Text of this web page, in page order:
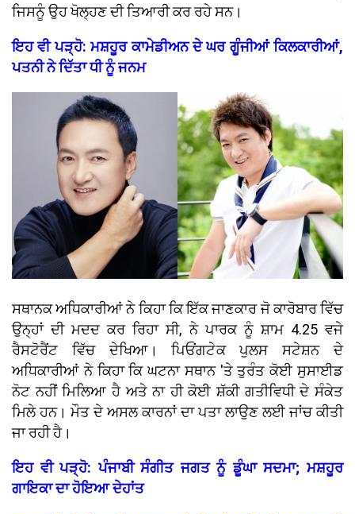
ਜਿਸਨੂੰ ਉਹ ਖੋਲ੍ਹਣ ਦੀ ਤਿਆਰੀ ਕਰ ਰਹੇ ਸਨ।
ਇਹ ਵੀ ਪੜ੍ਹੋ: ਮਸ਼ਹੂਰ ਕਾਮੇਡੀਅਨ ਦੇ ਘਰ ਗੂੰਜੀਆਂ ਕਿਲਕਾਰੀਆਂ,
ਪਤਨੀ ਨੇ ਦਿੱਤਾ ਧੀ ਨੂੰ ਜਨਮ
ਸਥਾਨਕ ਅਧਿਕਾਰੀਆਂ ਨੇ ਕਿਹਾ ਕਿ ਇੱਕ ਜਾਣਕਾਰ ਜੋ ਕਾਰੋਬਾਰ ਵਿੱਚ
ਉਨ੍ਹਾਂ ਦੀ ਮਦਦ ਕਰ ਰਿਹਾ ਸੀ, ਨੇ ਪਾਰਕ ਨੂੰ ਸ਼ਾਮ 4.25 ਵਜੇ
ਰੈਸਟੋਰੈਂਟ ਵਿੱਚ ਦੇਖਿਆ। ਪਿਓਂਗਟੇਕ ਪੁਲਸ ਸਟੇਸ਼ਨ ਦੇ
ਅਧਿਕਾਰੀਆਂ ਨੇ ਕਿਹਾ ਕਿ ਘਟਨਾ ਸਥਾਨ 'ਤੇ ਤੁਰੰਤ ਕੋਈ ਸੁਸਾਈਡ
ਨੋਟ ਨਹੀਂ ਮਿਲਿਆ ਹੈ ਅਤੇ ਨਾ ਹੀ ਕੋਈ ਸ਼ੱਕੀ ਗਤੀਵਿਧੀ ਦੇ ਸੰਕੇਤ
ਮਿਲੇ ਹਨ। ਮੌਤ ਦੇ ਅਸਲ ਕਾਰਨਾਂ ਦਾ ਪਤਾ ਲਾਉਣ ਲਈ ਜਾਂਚ ਕੀਤੀ
ਜਾ ਰਹੀ ਹੈ।
ਇਹ ਵੀ ਪੜ੍ਹੋ: ਪੰਜਾਬੀ ਸੰਗੀਤ ਜਗਤ ਨੂੰ ਡੂੰਘਾ ਸਦਮਾ; ਮਸ਼ਹੂਰ
ਗਾਇਕਾ ਦਾ ਹੋਇਆ ਦੇਹਾਂਤ